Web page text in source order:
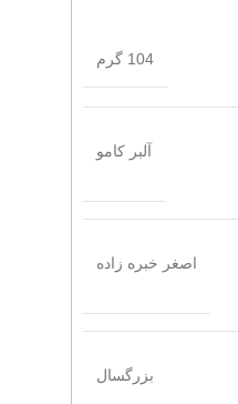
104 گرم
آلبر کامو
اصغر خبره زاده
بزرگسال